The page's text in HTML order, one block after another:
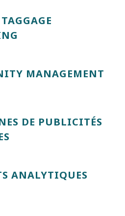
MANAGEMENT
DE PUBLICITÉS
ANALYTIQUES